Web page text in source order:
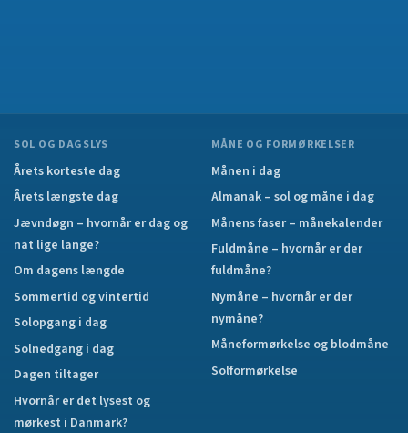
SOL OG DAGSLYS
Årets korteste dag
Årets længste dag
Jævndøgn – hvornår er dag og
nat lige lange?
Om dagens længde
Sommertid og vintertid
Solopgang i dag
Solnedgang i dag
Dagen tiltager
Hvornår er det lysest og
mørkest i Danmark?
MÅNE OG FORMØRKELSER
Månen i dag
Almanak – sol og måne i dag
Månens faser – månekalender
Fuldmåne – hvornår er der
fuldmåne?
Nymåne – hvornår er der
nymåne?
Måneformørkelse og blodmåne
Solformørkelse